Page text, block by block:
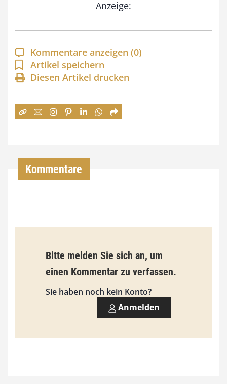
p
n
e
7
4
s
,
Anzeige:
Kommentare anzeigen (0)
Artikel speichern
Diesen Artikel drucken
Kommentare
Bitte melden Sie sich an, um
einen Kommentar zu verfassen.
Sie haben noch kein Konto?
Anmelden